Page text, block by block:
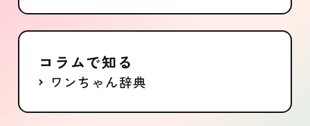
コラムで知る
ワンちゃん辞典